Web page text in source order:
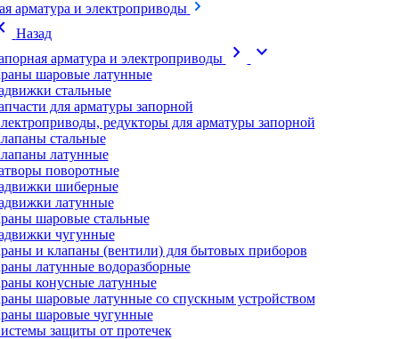
арматура и электроприводы
Назад
арматура и электроприводы
chevron_right expand_more
шаровые латунные
стальные
для арматуры запорной
редукторы для арматуры запорной
стальные
латунные
поворотные
шиберные
латунные
шаровые стальные
чугунные
и клапаны (вентили) для бытовых приборов
латунные водоразборные
конусные латунные
шаровые латунные со спускным устройством
шаровые чугунные
защиты от протечек